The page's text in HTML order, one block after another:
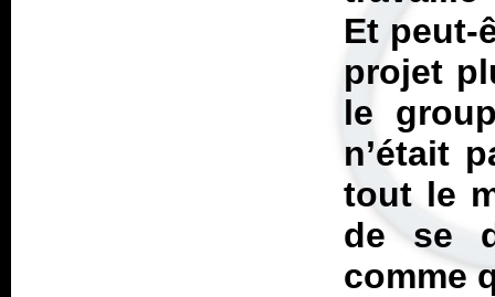
Et peut-
projet
le
n’était
tout le
de se
comme